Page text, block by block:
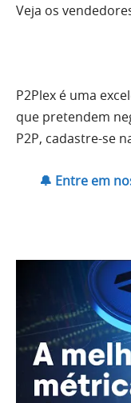
Veja os
P2Plex é uma
que pretendem
P2P, cadastre-se
🔔 Entre em